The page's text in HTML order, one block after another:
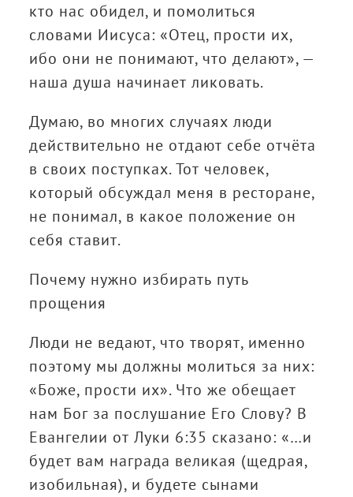
кто нас обидел, и помолиться
словами Иисуса: «Отец, прости их,
ибо они не понимают, что делают», —
наша душа начинает ликовать.
Думаю, во многих случаях люди
действительно не отдают себе отчёта
в своих поступках. Тот человек,
который обсуждал меня в ресторане,
не понимал, в какое положение он
себя ставит.
Почему нужно избирать путь
прощения
Люди не ведают, что творят, именно
поэтому мы должны молиться за них:
«Боже, прости их». Что же обещает
нам Бог за послушание Его Слову? В
Евангелии от Луки 6:35 сказано: «…и
будет вам награда великая (щедрая,
изобильная), и будете сынами